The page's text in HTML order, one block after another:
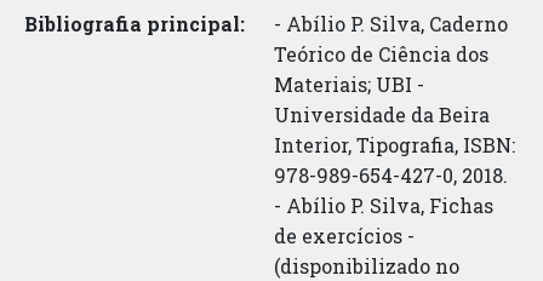
Bibliografia principal:
- Abílio P. Silva, Caderno
Teórico de Ciência dos
Materiais; UBI -
Universidade da Beira
Interior, Tipografia, ISBN:
978-989-654-427-0, 2018.
- Abílio P. Silva, Fichas
de exercícios -
(disponibilizado no